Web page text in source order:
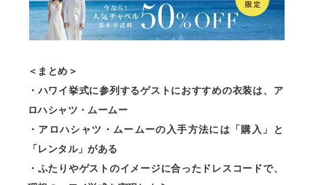
＜まとめ＞
・ハワイ挙式に参列するゲストにおすすめの衣装は、ア
ロハシャツ・ムームー
・アロハシャツ・ムームーの入手方法には「購入」と
「レンタル」がある
・ふたりやゲストのイメージに合ったドレスコードで、